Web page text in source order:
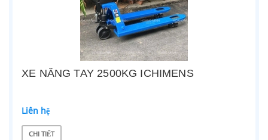
XE NÂNG TAY 2500KG ICHIMENS
Liên hệ
CHI TIẾT